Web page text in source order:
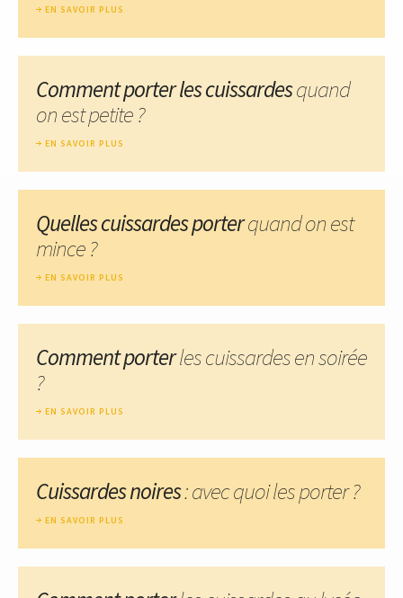
EN SAVOIR PLUS
Comment porter les cuissardesquand
on est petite ?
EN SAVOIR PLUS
Quelles cuissardes porterquand on est
mince ?
EN SAVOIR PLUS
Comment porterles cuissardes en soirée
?
EN SAVOIR PLUS
Cuissardes noires: avec quoi les porter ?
EN SAVOIR PLUS